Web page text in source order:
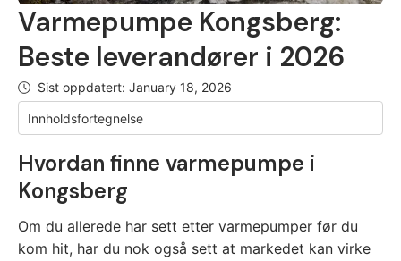
Varmepumpe Kongsberg:
Beste leverandører i 2026
Sist oppdatert: January 18, 2026
Innholdsfortegnelse
Hvordan finne varmepumpe i
Kongsberg
Om du allerede har sett etter varmepumper før du
kom hit, har du nok også sett at markedet kan virke